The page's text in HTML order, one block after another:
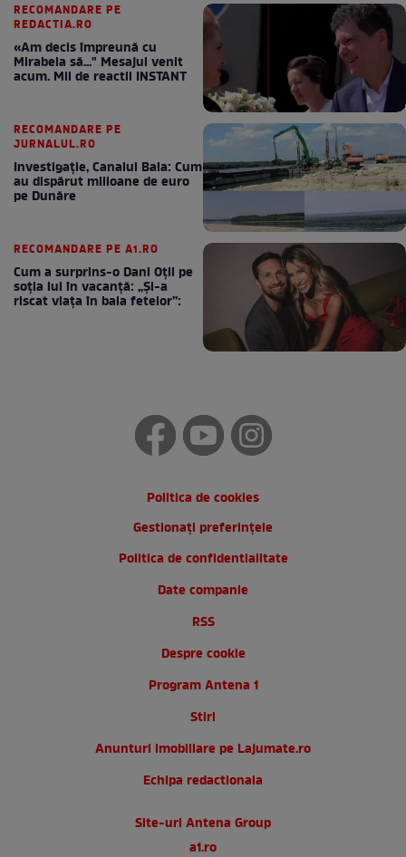
RECOMANDARE PE
REDACTIA.RO
«Am decis împreună cu
Mirabela să..." Mesajul venit
acum. Mii de reactii INSTANT
RECOMANDARE PE
JURNALUL.RO
Investigație, Canalul Bala: Cum
au dispărut milioane de euro
pe Dunăre
RECOMANDARE PE A1.RO
Cum a surprins-o Dani Oțil pe
soția lui în vacanță: „Și-a
riscat viața în baia fetelor”:
Politica de cookies
Gestionați preferințele
Politica de confidentialitate
Date companie
RSS
Despre cookie
Program Antena 1
Stiri
Anunturi imobiliare pe Lajumate.ro
Echipa redactionala
Site-uri Antena Group
a1.ro